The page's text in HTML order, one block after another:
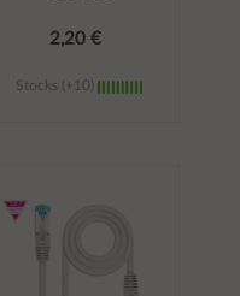
2,20 €
Stocks (+10)
carrito